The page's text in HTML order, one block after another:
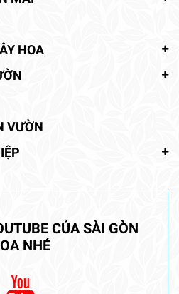
HOA
VƯỜN
CỦA SÀI GÒN
NHÉ